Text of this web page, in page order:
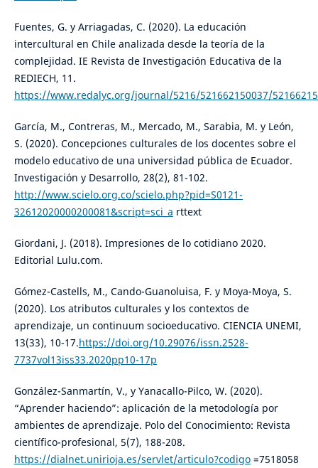
Fuentes, G. y Arriagadas, C. (2020). La educación
intercultural en Chile analizada desde la teoría de la
complejidad. IE Revista de Investigación Educativa de la
REDIECH, 11.
https://www.redalyc.org/journal/5216/521662150037/
García, M., Contreras, M., Mercado, M., Sarabia, M. y León,
S. (2020). Concepciones culturales de los docentes sobre el
modelo educativo de una universidad pública de Ecuador.
Investigación y Desarrollo, 28(2), 81-102.
http://www.scielo.org.co/scielo.php?pid=S0121-
32612020000200081&script=sci_a rttext
Giordani, J. (2018). Impresiones de lo cotidiano 2020.
Editorial Lulu.com.
Gómez-Castells, M., Cando-Guanoluisa, F. y Moya-Moya, S.
(2020). Los atributos culturales y los contextos de
aprendizaje, un continuum socioeducativo. CIENCIA UNEMI,
13(33), 10-17.https://doi.org/10.29076/issn.2528-
7737vol13iss33.2020pp10-17p
González-Sanmartín, V., y Yanacallo-Pilco, W. (2020).
“Aprender haciendo”: aplicación de la metodología por
ambientes de aprendizaje. Polo del Conocimiento: Revista
científico-profesional, 5(7), 188-208.
https://dialnet.unirioja.es/servlet/articulo?codigo=7518058